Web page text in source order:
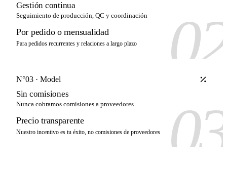
Gestión continua
Seguimiento de producción, QC y coordinación
Por pedido o mensualidad
Para pedidos recurrentes y relaciones a largo plazo
N°03 · Model
Sin comisiones
Nunca cobramos comisiones a proveedores
Precio transparente
Nuestro incentivo es tu éxito, no comisiones de proveedores